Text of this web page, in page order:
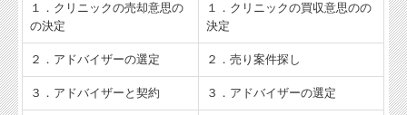
１．クリニックの売却意思の
の決定
１．クリニックの買収意思のの
決定
２．アドバイザーの選定 ２．売り案件探し
３．アドバイザーと契約 ３．アドバイザーの選定